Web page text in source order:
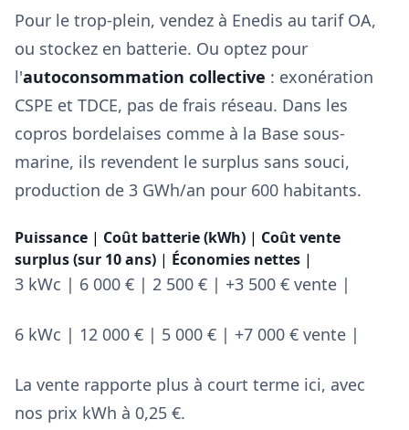
Pour le trop-plein, vendez à Enedis au tarif OA,
ou stockez en batterie. Ou optez pour
l'autoconsommation collective : exonération
CSPE et TDCE, pas de frais réseau. Dans les
copros bordelaises comme à la Base sous-
marine, ils revendent le surplus sans souci,
production de 3 GWh/an pour 600 habitants.
Puissance | Coût batterie (kWh) | Coût vente
surplus (sur 10 ans) | Économies nettes |
3 kWc | 6 000 € | 2 500 € | +3 500 € vente |
6 kWc | 12 000 € | 5 000 € | +7 000 € vente |
La vente rapporte plus à court terme ici, avec
nos prix kWh à 0,25 €.